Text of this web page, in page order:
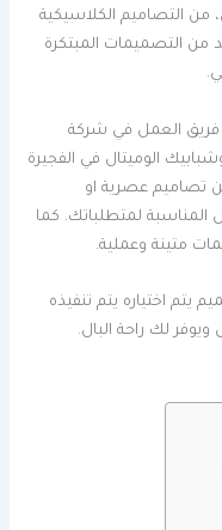
من التصاميم الكلاسيكية
من التصميمات المبتكرة
فريق العمل في شركة
الوميتال في الفجيرة
تصاميم عصرية او
لمتطلباتك. كما
متينة وعملية.
اختياره يتم تنفيذه
لك راحة البال.